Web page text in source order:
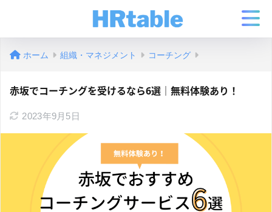
ホーム 組織・マネジメント コーチング
赤坂でコーチングを受けるなら6選｜無料体験あり！
2023年9月5日